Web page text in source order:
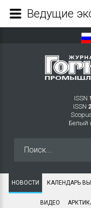
ISSN
ISSN
Белый
НОВОСТИ КАЛЕНДАРЬ
ВИДЕО